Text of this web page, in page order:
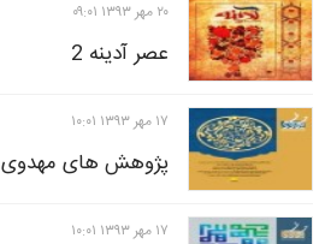
۲۰ مهر ۱۳۹۳ ۰۹:۰۱
عصر آدینه 2
۱۷ مهر ۱۳۹۳ ۱۰:۰۱
پژوهش های مهدوی 6
۱۷ مهر ۱۳۹۳ ۱۰:۰۱